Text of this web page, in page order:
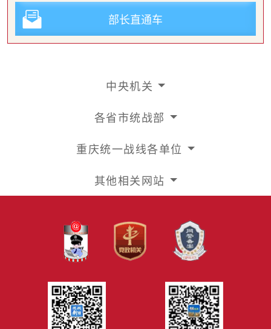
部长直通车
中央机关
各省市统战部
重庆统一战线各单位
其他相关网站